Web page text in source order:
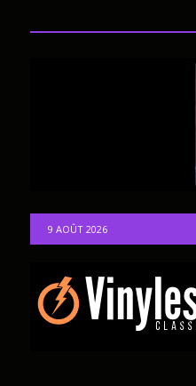
9 AOÛT 2026